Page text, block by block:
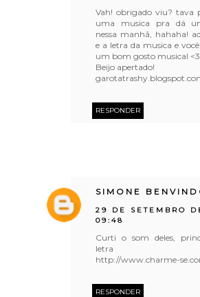
Vah! obrigado viu? tava
uma musica pra dá
nessa manhã, hahaha!
e a letra da musica e
um bom gosto musical <3
Beijo apertado!
RESPONDER
SIMONE
29 DE SETEMBRO
09:48
Curti o som deles,
letra
http://www.charme-
RESPONDER